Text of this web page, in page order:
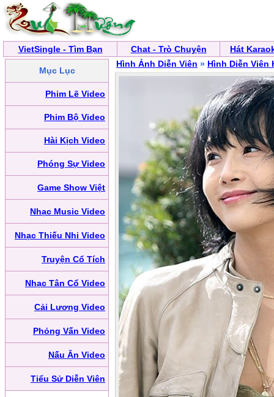
VietSingle - Tìm Bạn Chat - Trò Chuyện Hát
Mục Lục
Phim Lẽ Video
Phim Bộ Video
Hài Kịch Video
Phóng Sự Video
Game Show Việt
Nhạc Music Video
Nhạc Thiếu Nhi Video
Truyện Cổ Tích
Nhạc Tân Cổ Video
Cải Lương Video
Phỏng Vấn Video
Nấu Ăn Video
Tiểu Sử Diễn Viên
Hình Ảnh Diễn Viên » Hình Diễn Viên